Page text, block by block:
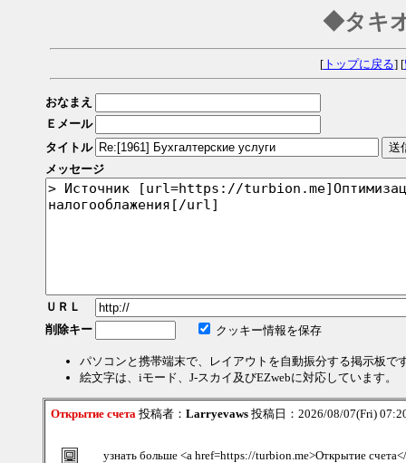
◆タキ
[トップに戻る] [
おなまえ
Ｅメール
タイトル
メッセージ
ＵＲＬ
削除キー
クッキー情報を保存
パソコンと携帯端末で、レイアウトを自動振分する掲示板で
絵文字は、iモード、J-スカイ及びEZwebに対応しています。
Открытие счета 投稿者： Larryevaws 投稿日：2026/08/07(Fri)
узнать больше <a href=https://turbion.me>Открытие